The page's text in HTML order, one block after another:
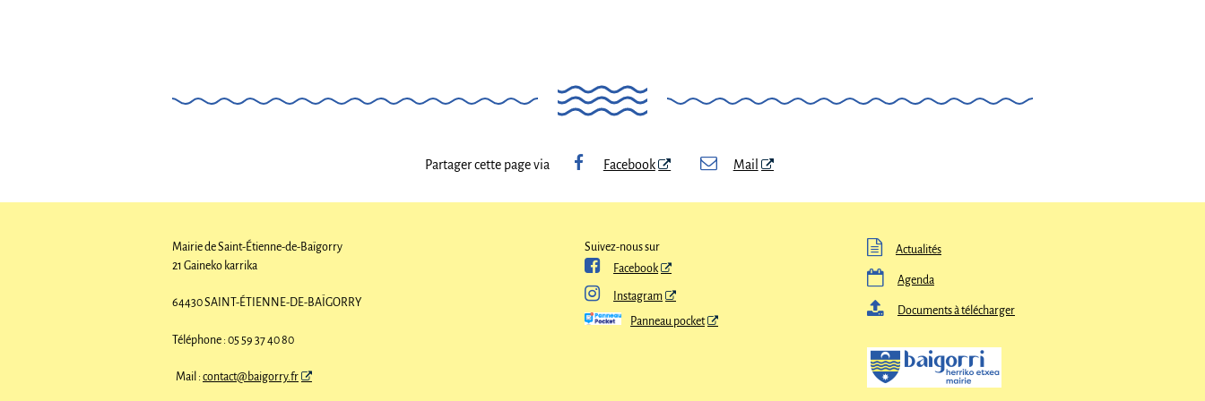
Partager cette page via Facebook Mail
Mairie de Saint-Étienne-de-Baïgorry
21 Gaineko karrika
64430 SAINT-ÉTIENNE-DE-BAÏGORRY
Téléphone : 05 59 37 40 80
Mail : contact@baigorry.fr
Suivez-nous sur
 Facebook

Instagram
Panneau pocket
 Actualités
 Agenda
 Documents à télécharger